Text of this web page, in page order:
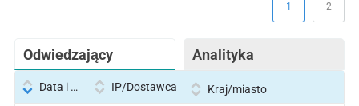
Odwiedzający Analityka
1 2
Data i godzina IP/Dostawca Kraj/miasto